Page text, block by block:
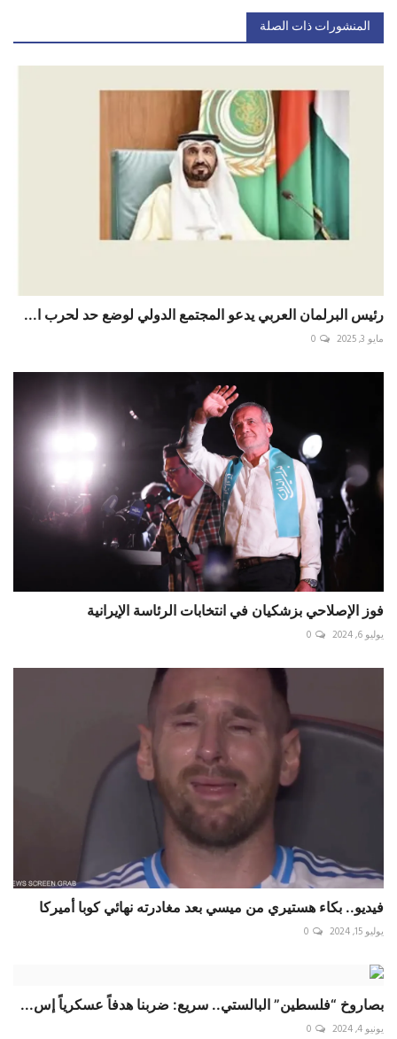
المنشورات ذات الصلة
رئيس البرلمان العربي يدعو المجتمع الدولي لوضع حد لحرب ا...
مايو 3, 2025 0
فوز الإصلاحي بزشكيان في انتخابات الرئاسة الإيرانية
يوليو 6, 2024 0
فيديو.. بكاء هستيري من ميسي بعد مغادرته نهائي كوبا أميركا
يوليو 15, 2024 0
بصاروخ “فلسطين” البالستي.. سريع: ضربنا هدفاً عسكرياً إس...
يونيو 4, 2024 0